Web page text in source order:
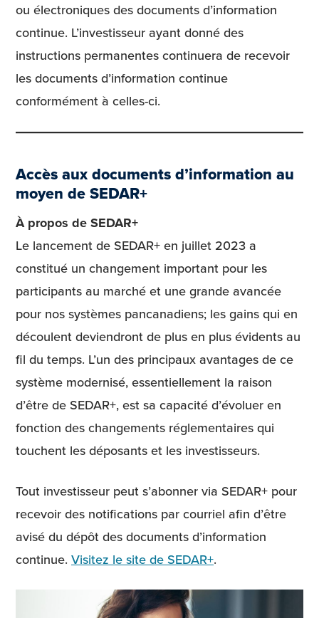
ou électroniques des documents d’information
continue. L’investisseur ayant donné des
instructions permanentes continuera de recevoir
les documents d’information continue
conformément à celles-ci.
Accès aux documents d’information au
moyen de SEDAR+
À propos de SEDAR+
Le lancement de SEDAR+ en juillet 2023 a
constitué un changement important pour les
participants au marché et une grande avancée
pour nos systèmes pancanadiens; les gains qui en
découlent deviendront de plus en plus évidents au
fil du temps. L’un des principaux avantages de ce
système modernisé, essentiellement la raison
d’être de SEDAR+, est sa capacité d’évoluer en
fonction des changements réglementaires qui
touchent les déposants et les investisseurs.
Tout investisseur peut s’abonner via SEDAR+ pour
recevoir des notifications par courriel afin d’être
avisé du dépôt des documents d’information
continue. Visitez le site de SEDAR+.